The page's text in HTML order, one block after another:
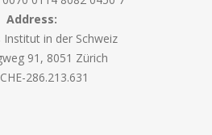
Address:
Institut in der Schweiz
91, 8051 Zürich
286.213.631